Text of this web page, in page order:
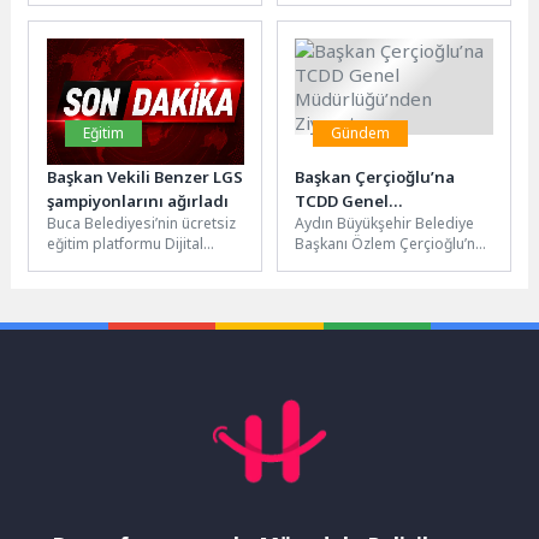
Mihman,...
park, yeşil alan ve çevre...
Eğitim
Başkan Vekili Benzer LGS
şampiyonlarını ağırladı
Buca Belediyesi’nin ücretsiz
eğitim platformu Dijital
Gündem
Başkan Çerçioğlu’na
TCDD Genel
Müdürlüğü’nden Ziyaret
Aydın Büyükşehir Belediye
Başkanı Özlem Çerçioğlu’nu,